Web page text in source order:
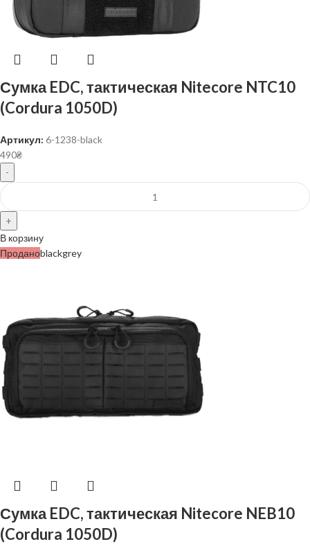
Сумка EDC, тактическая Nitecore NTC10
(Cordura 1050D)
Артикул: 6-1238-black
490₴
В корзину
Проданоblackgrey
Сумка EDC, тактическая Nitecore NEB10
(Cordura 1050D)